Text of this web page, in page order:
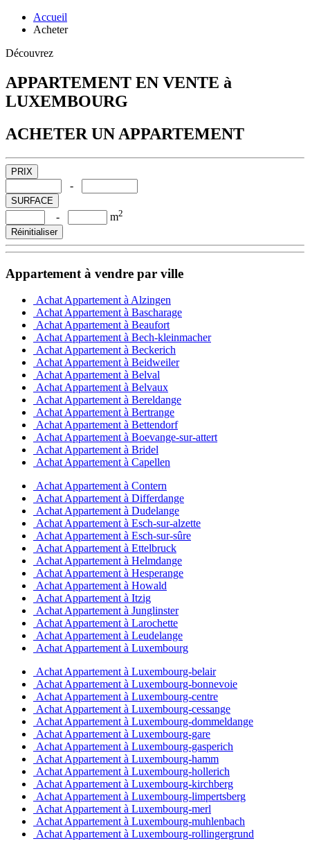
Accueil
Acheter
Découvrez
APPARTEMENT EN VENTE à
LUXEMBOURG
ACHETER UN APPARTEMENT
PRIX
-
SURFACE
- m2
Réinitialiser
Appartement à vendre par ville
Achat Appartement à Alzingen
Achat Appartement à Bascharage
Achat Appartement à Beaufort
Achat Appartement à Bech-kleinmacher
Achat Appartement à Beckerich
Achat Appartement à Beidweiler
Achat Appartement à Belval
Achat Appartement à Belvaux
Achat Appartement à Bereldange
Achat Appartement à Bertrange
Achat Appartement à Bettendorf
Achat Appartement à Boevange-sur-attert
Achat Appartement à Bridel
Achat Appartement à Capellen
Achat Appartement à Contern
Achat Appartement à Differdange
Achat Appartement à Dudelange
Achat Appartement à Esch-sur-alzette
Achat Appartement à Esch-sur-sûre
Achat Appartement à Ettelbruck
Achat Appartement à Helmdange
Achat Appartement à Hesperange
Achat Appartement à Howald
Achat Appartement à Itzig
Achat Appartement à Junglinster
Achat Appartement à Larochette
Achat Appartement à Leudelange
Achat Appartement à Luxembourg
Achat Appartement à Luxembourg-belair
Achat Appartement à Luxembourg-bonnevoie
Achat Appartement à Luxembourg-centre
Achat Appartement à Luxembourg-cessange
Achat Appartement à Luxembourg-dommeldange
Achat Appartement à Luxembourg-gare
Achat Appartement à Luxembourg-gasperich
Achat Appartement à Luxembourg-hamm
Achat Appartement à Luxembourg-hollerich
Achat Appartement à Luxembourg-kirchberg
Achat Appartement à Luxembourg-limpertsberg
Achat Appartement à Luxembourg-merl
Achat Appartement à Luxembourg-muhlenbach
Achat Appartement à Luxembourg-rollingergrund